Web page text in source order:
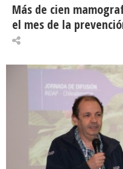
Más de cien
el mes de la